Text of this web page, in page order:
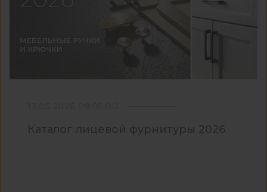
Каталог лицевой фурнитуры 2026